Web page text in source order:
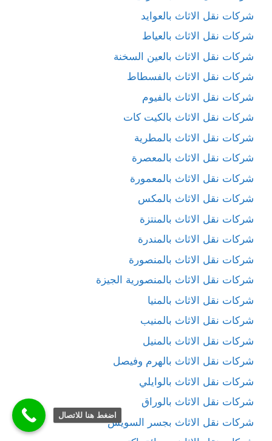
شركات نقل الاثاث بالعوايد
شركات نقل الاثاث بالعياط
شركات نقل الاثاث بالعين السخنة
شركات نقل الاثاث بالفسطاط
شركات نقل الاثاث بالفيوم
شركات نقل الاثاث بالكيت كات
شركات نقل الاثاث بالمطرية
شركات نقل الاثاث بالمعصرة
شركات نقل الاثاث بالمعمورة
شركات نقل الاثاث بالمكس
شركات نقل الاثاث بالمنتزة
شركات نقل الاثاث بالمندرة
شركات نقل الاثاث بالمنصورة
شركات نقل الاثاث بالمنصورية الجيزة
شركات نقل الاثاث بالمنيا
شركات نقل الاثاث بالمنيب
شركات نقل الاثاث بالمنيل
شركات نقل الاثاث بالهرم وفيصل
شركات نقل الاثاث بالوايلي
شركات نقل الاثاث بالوراق
شركات نقل الاثاث بجسر السويس
اضغط هنا للاتصال